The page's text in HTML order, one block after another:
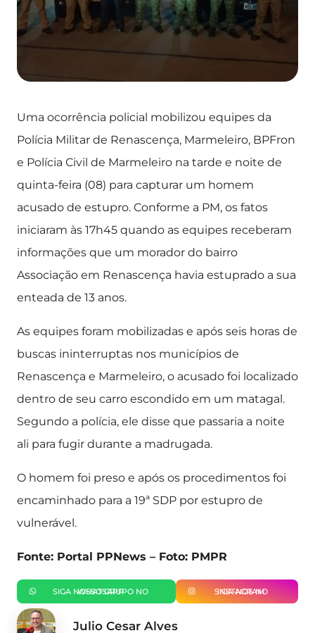
Uma ocorrência policial mobilizou equipes da
Polícia Militar de Renascença, Marmeleiro, BPFron
e Polícia Civil de Marmeleiro na tarde e noite de
quinta-feira (08) para capturar um homem
acusado de estupro. Conforme a PM, os fatos
iniciaram às 17h45 quando as equipes receberam
informações que um morador do bairro
Associação em Renascença havia estuprado a sua
enteada de 13 anos.
As equipes foram mobilizadas e após seis horas de
buscas ininterruptas nos municípios de
Renascença e Marmeleiro, o acusado foi localizado
dentro de seu carro escondido em um matagal.
Segundo a polícia, ele disse que passaria a noite
ali para fugir durante a madrugada.
O homem foi preso e após os procedimentos foi
encaminhado para a 19ª SDP por estupro de
vulnerável.
Fonte: Portal PPNews – Foto: PMPR
SIGA NOSSO GRUPO NO WHATSAPP SIGA-NOS NO INSTAGRAM
Julio Cesar Alves